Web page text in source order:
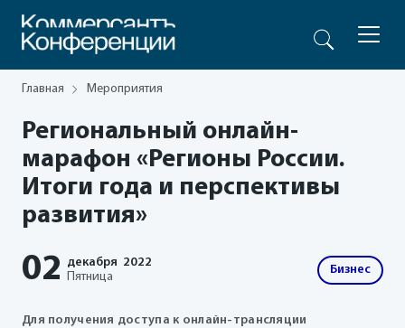
Главная Мероприятия
Региональный онлайн-
марафон «Регионы России.
Итоги года и перспективы
развития»
02 декабря 2022
Пятница
Бизнес
Для получения доступа к онлайн-трансляции